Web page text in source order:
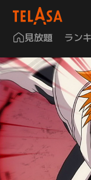
見放題 ラン